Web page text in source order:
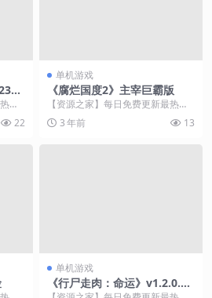
联
门
22
单机游戏
《腐烂国度2》主宰巨霸版
【资源之家】每日免费更新最热门
的副业项目资源 游戏介绍 《腐烂国
度2》是由Und...
3 年前 13
单机游戏
《行尸走肉：命运》v1.2.0.6